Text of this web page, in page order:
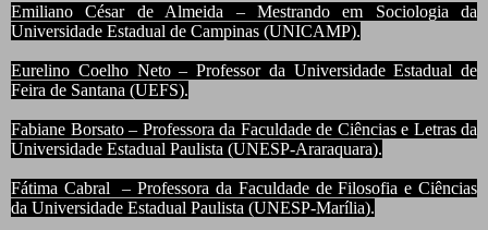
Emiliano César de Almeida – Mestrando em Sociologia da
Universidade Estadual de Campinas (UNICAMP).
Eurelino Coelho Neto – Professor da Universidade Estadual de
Feira de Santana (UEFS).
Fabiane Borsato – Professora da Faculdade de Ciências e Letras da
Universidade Estadual Paulista (UNESP-Araraquara).
Fátima Cabral – Professora da Faculdade de Filosofia e Ciências
da Universidade Estadual Paulista (UNESP-Marília).